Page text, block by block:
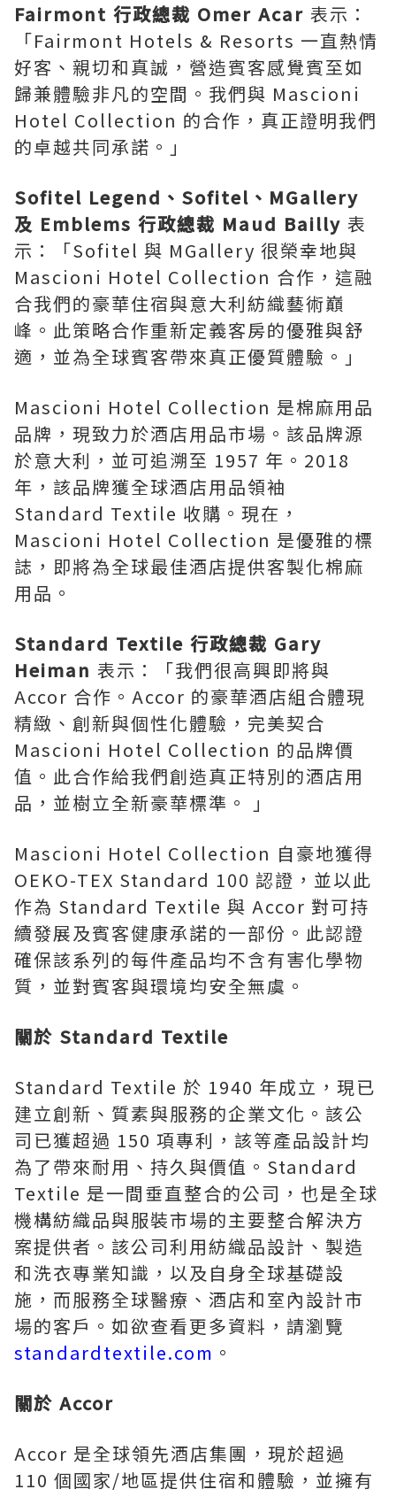
Fairmont 行政總裁 Omer Acar 表示：
「Fairmont Hotels & Resorts 一直熱情
好客、親切和真誠，營造賓客感覺賓至如
歸兼體驗非凡的空間。我們與 Mascioni
Hotel Collection 的合作，真正證明我們
的卓越共同承諾。」
Sofitel Legend、Sofitel、MGallery
及 Emblems 行政總裁 Maud Bailly 表
示：「Sofitel 與 MGallery 很榮幸地與
Mascioni Hotel Collection 合作，這融
合我們的豪華住宿與意大利紡織藝術巔
峰。此策略合作重新定義客房的優雅與舒
適，並為全球賓客帶來真正優質體驗。」
Mascioni Hotel Collection 是棉麻用品
品牌，現致力於酒店用品市場。該品牌源
於意大利，並可追溯至 1957 年。2018
年，該品牌獲全球酒店用品領袖
Standard Textile 收購。現在，
Mascioni Hotel Collection 是優雅的標
誌，即將為全球最佳酒店提供客製化棉麻
用品。
Standard Textile 行政總裁 Gary
Heiman 表示：「我們很高興即將與
Accor 合作。Accor 的豪華酒店組合體現
精緻、創新與個性化體驗，完美契合
Mascioni Hotel Collection 的品牌價
值。此合作給我們創造真正特別的酒店用
品，並樹立全新豪華標準。 」
Mascioni Hotel Collection 自豪地獲得
OEKO-TEX Standard 100 認證，並以此
作為 Standard Textile 與 Accor 對可持
續發展及賓客健康承諾的一部份。此認證
確保該系列的每件產品均不含有害化學物
質，並對賓客與環境均安全無虞。
關於 Standard Textile
Standard Textile 於 1940 年成立，現已
建立創新、質素與服務的企業文化。該公
司已獲超過 150 項專利，該等產品設計均
為了帶來耐用、持久與價值。Standard
Textile 是一間垂直整合的公司，也是全球
機構紡織品與服裝市場的主要整合解決方
案提供者。該公司利用紡織品設計、製造
和洗衣專業知識，以及自身全球基礎設
施，而服務全球醫療、酒店和室內設計市
場的客戶。如欲查看更多資料，請瀏覽
standardtextile.com 。
關於 Accor
Accor 是全球領先酒店集團，現於超過
110 個國家/地區提供住宿和體驗，並擁有